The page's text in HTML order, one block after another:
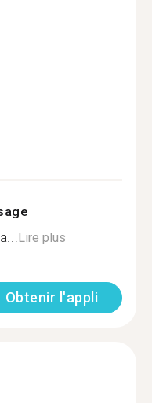
Lire plus
Obtenir l'appli